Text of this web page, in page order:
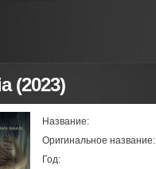
(2023)
Название:
Оригинальное название:
Год: